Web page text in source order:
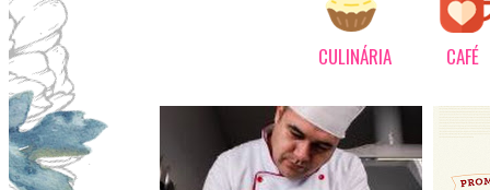
CULINÁRIA CAFÉ